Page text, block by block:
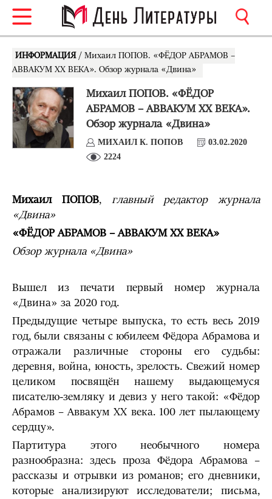
ИНФОРМАЦИЯ / Михаил ПОПОВ. «ФЁДОР АБРАМОВ –
АВВАКУМ ХХ ВЕКА». Обзор журнала «Двина»
Михаил ПОПОВ. «ФЁДОР
АБРАМОВ – АВВАКУМ ХХ ВЕКА».
Обзор журнала «Двина»
МИХАИЛ К. ПОПОВ
03.02.2020
2224
Михаил ПОПОВ, главный редактор журнала
«Двина»
«ФЁДОР АБРАМОВ – АВВАКУМ ХХ ВЕКА»
Обзор журнала «Двина»
Вышел из печати первый номер журнала
«Двина» за 2020 год.
Предыдущие четыре выпуска, то есть весь 2019
год, были связаны с юбилеем Фёдора Абрамова и
отражали различные стороны его судьбы:
деревня, война, юность, зрелость. Свежий номер
целиком посвящён нашему выдающемуся
писателю-земляку и девиз у него такой: «Фёдор
Абрамов – Аввакум ХХ века. 100 лет пылающему
сердцу».
Партитура этого необычного номера
разнообразна: здесь проза Фёдора Абрамова –
рассказы и отрывки из романов; его дневники,
которые анализируют исследователи; письма,